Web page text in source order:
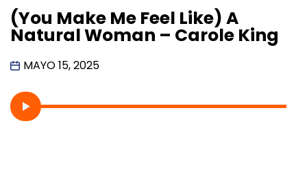
(You Make Me Feel Like) A
Natural Woman – Carole King
MAYO 15, 2025